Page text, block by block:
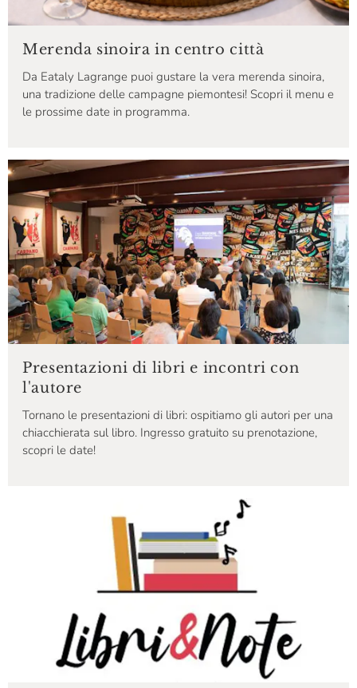
Merenda sinoira in centro città
Da Eataly Lagrange puoi gustare la vera merenda sinoira,
una tradizione delle campagne piemontesi! Scopri il menu e
le prossime date in programma.
Presentazioni di libri e incontri con
l'autore
Tornano le presentazioni di libri: ospitiamo gli autori per una
chiacchierata sul libro. Ingresso gratuito su prenotazione,
scopri le date!